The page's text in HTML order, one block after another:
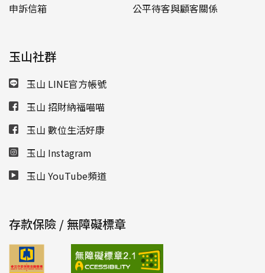
申訴信箱
公平待客與顧客關係
玉山社群
玉山 LINE官方帳號
玉山 招財納福喵喵
玉山 數位生活好康
玉山 Instagram
玉山 YouTube頻道
存款保險 / 無障礙標章